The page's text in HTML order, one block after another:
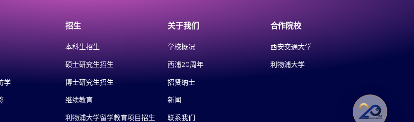
学
招生
本科生招生
硕士研究生招生
博士研究生招生
继续教育
利物浦大学留学教育项目招生
关于我们
学校概况
西浦20周年
招贤纳士
新闻
联系我们
合作院校
西安交通大学
利物浦大学